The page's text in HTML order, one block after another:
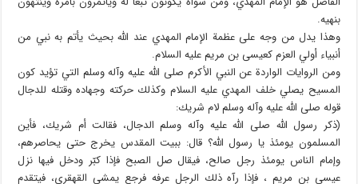
بنهيه.
وهذا يدل من وجه على عظمة الإمام المهدي عند الله بحيث يأتم به نبي من
أنبياء أولي العزم كعيسى بن مريم عليه السلام.
ومن الروايات الواردة عن النبي الأكرم صلى الله عليه وآله وسلم التي تؤيد كون
المسيح يصلي خلف المهدي عليه السلام وكذلك حركته وجهاده وقتله للدجال
قوله صلى الله عليه وآله وسلم لام شريك:
(ذكر رسول الله صلى الله عليه وآله وسلم الدجال، فقالت أم شريك، فأين
المسلمون يومئذ يا رسول الله؟ قال: ببيت المقدس يخرج حتى يحاصرهم،
وإمام الناس يومئذ رجل صالح، فيقال صل الصبح فإذا كبّر ودخل فيها نزل
عيسى بن مريم ، فإذا رآه ذلك الرجل عرفه فرجع يمشي القهقرى، فيتقدم